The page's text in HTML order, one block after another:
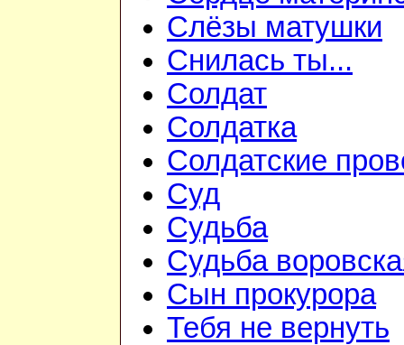
Слёзы матушки
Снилась ты...
Солдат
Солдатка
Солдатские
Суд
Судьба
Судьба
Сын прокурора
Тебя не вернуть